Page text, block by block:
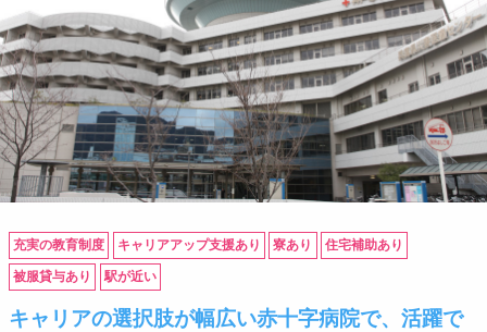
充実の教育制度 キャリアアップ支援あり 寮あり 住宅補助あり
被服貸与あり 駅が近い
キャリアの選択肢が幅広い赤十字病院で、活躍で